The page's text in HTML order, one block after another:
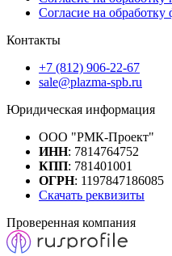
Согласие на обработку
Контакты
+7 (812) 906-22-67
sale@plazma-spb.ru
Юридическая информация
ООО "РМК-Проект"
ИНН: 7814764752
КПП: 781401001
ОГРН: 1197847186085
Скачать реквизиты
Проверенная компания